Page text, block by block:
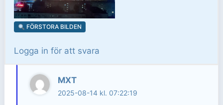
FÖRSTORA BILDEN
Logga in för att svara
MXT
2025-08-14 kl. 07:22:19